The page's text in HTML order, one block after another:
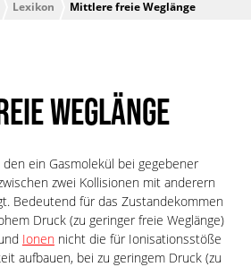
Lexikon Mittlere freie Weglänge
WEGLÄNGE
ein Gasmolekül bei gegebener
zwei Kollisionen mit anderern
Bedeutend für das Zustandekommen
Druck (zu geringer freie Weglänge)
Ionennicht die für Ionisationsstöße
aufbauen, bei zu geringem Druck (zu